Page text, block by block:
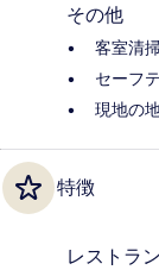
その他
客室清
セーフ
現地の
特徴
レストラン